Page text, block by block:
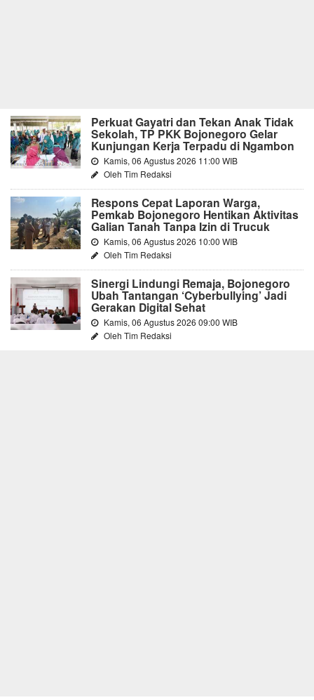
Perkuat Gayatri dan Tekan Anak Tidak
Sekolah, TP PKK Bojonegoro Gelar
Kunjungan Kerja Terpadu di Ngambon
Kamis, 06 Agustus 2026 11:00 WIB
Oleh Tim Redaksi
Respons Cepat Laporan Warga,
Pemkab Bojonegoro Hentikan Aktivitas
Galian Tanah Tanpa Izin di Trucuk
Kamis, 06 Agustus 2026 10:00 WIB
Oleh Tim Redaksi
Sinergi Lindungi Remaja, Bojonegoro
Ubah Tantangan ‘Cyberbullying’ Jadi
Gerakan Digital Sehat
Kamis, 06 Agustus 2026 09:00 WIB
Oleh Tim Redaksi